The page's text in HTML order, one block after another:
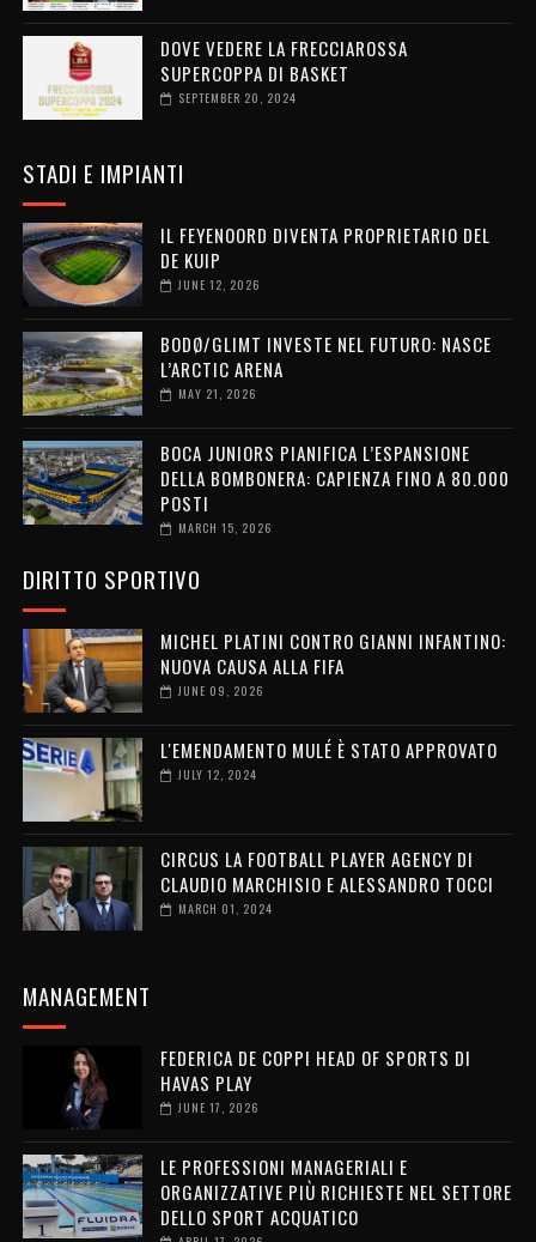
DOVE VEDERE LA FRECCIAROSSA
SUPERCOPPA DI BASKET
SEPTEMBER 20, 2024
STADI E IMPIANTI
IL FEYENOORD DIVENTA PROPRIETARIO DEL
DE KUIP
JUNE 12, 2026
BODØ/GLIMT INVESTE NEL FUTURO: NASCE
L’ARCTIC ARENA
MAY 21, 2026
BOCA JUNIORS PIANIFICA L’ESPANSIONE
DELLA BOMBONERA: CAPIENZA FINO A 80.000
POSTI
MARCH 15, 2026
DIRITTO SPORTIVO
MICHEL PLATINI CONTRO GIANNI INFANTINO:
NUOVA CAUSA ALLA FIFA
JUNE 09, 2026
L'EMENDAMENTO MULÉ È STATO APPROVATO
JULY 12, 2024
CIRCUS LA FOOTBALL PLAYER AGENCY DI
CLAUDIO MARCHISIO E ALESSANDRO TOCCI
MARCH 01, 2024
MANAGEMENT
FEDERICA DE COPPI HEAD OF SPORTS DI
HAVAS PLAY
JUNE 17, 2026
LE PROFESSIONI MANAGERIALI E
ORGANIZZATIVE PIÙ RICHIESTE NEL SETTORE
DELLO SPORT ACQUATICO